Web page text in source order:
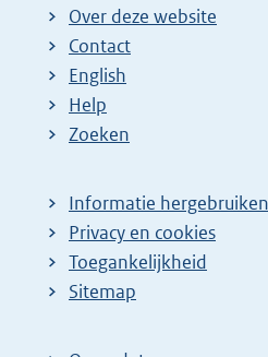
Over deze website
Contact
English
Help
Zoeken
Informatie hergebruiken
Privacy en cookies
Toegankelijkheid
Sitemap